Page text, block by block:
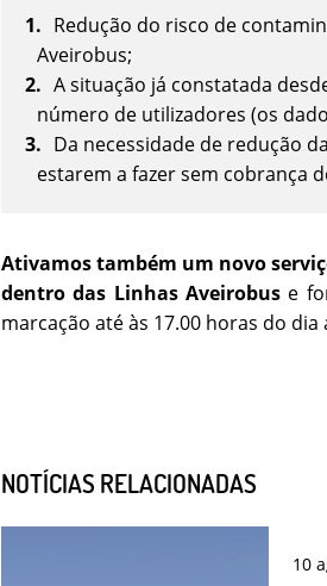
Redução do risco de
Aveirobus;
A situação já constatada
número de utilizadores (os
Da necessidade de redução
estarem a fazer sem cobrança
Ativamos também um novo
dentro das Linhas Aveirobus e
marcação até às 17.00 horas do
NOTÍCIAS RELACIONADAS
10